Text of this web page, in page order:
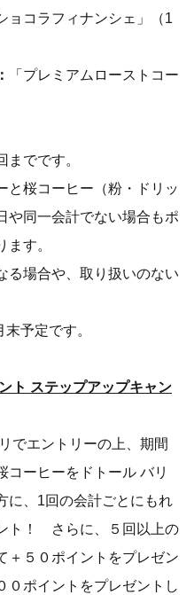
ョコラフィナンシェ」（1
「プレミアムローストコー
でです。
桜コーヒー（粉・ドリッ
や同一会計でない場合もポ
す。
場合や、取り扱いのない
予定です。
ト ステップアップキャン
でエントリーの上、期間
コーヒーをドトール バリ
に、1回の会計ごとにもれ
ト！ さらに、５回以上の
＋５０ポイントをプレゼン
ポイントをプレゼントし